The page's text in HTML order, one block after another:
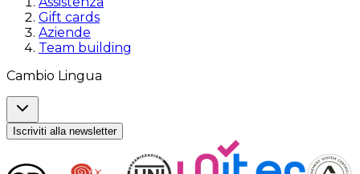
Gift cards
Aziende
Team building
Cambio Lingua
Iscriviti alla newsletter